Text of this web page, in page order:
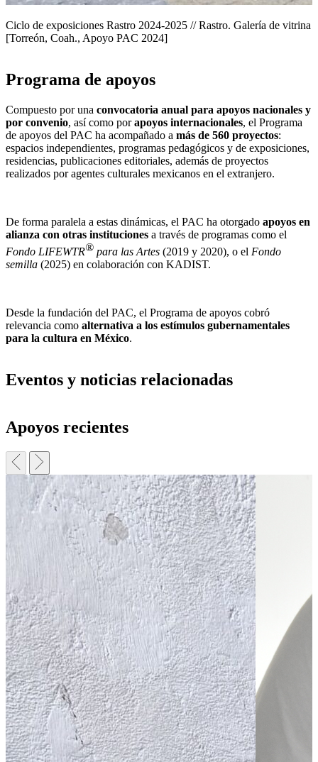
Ciclo de exposiciones Rastro 2024-2025 // Rastro. Galería de vitrina
[Torreón, Coah., Apoyo PAC 2024]
Programa de apoyos
Compuesto por una convocatoria anual para apoyos nacionales y
por convenio, así como porapoyos internacionales, el Programa
de apoyos del PAC ha acompañado a más de 560 proyectos:
espacios independientes, programas pedagógicos y de exposiciones,
residencias, publicaciones editoriales, además de proyectos
realizados por agentes culturales mexicanos en el extranjero.
De forma paralela a estas dinámicas, el PAC ha otorgado apoyos en
alianza con otras instituciones a través de programas como el
Fondo LIFEWTR® para las Artes (2019 y 2020), o el Fondo
semilla (2025) en colaboración con KADIST.
Desde la fundación del PAC, el Programa de apoyos cobró
relevancia como alternativa a los estímulos gubernamentales
para la cultura en México.
Eventos y noticias relacionadas
Apoyos recientes